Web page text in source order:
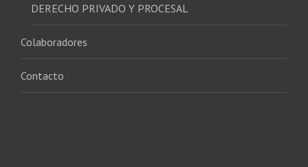
DERECHO PRIVADO Y PROCESAL
Colaboradores
Contacto